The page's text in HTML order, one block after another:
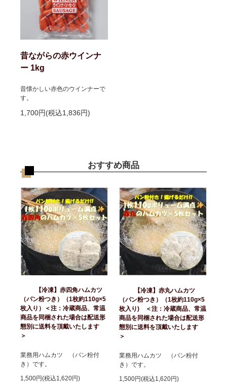
昔ながらの赤ウインナ
ー 1kg
昔懐かしい赤色のウインナーで
す。
1,700円(税込1,836円)
おすすめ商品
【冷凍】赤四角ハムカツ
（パン粉つき）（1枚約110g×5
枚入り）＜注：冷蔵商品、常温
商品を同梱された場合は配送形
態別に送料を頂戴いたします
＞
業務用ハムカツ （パン粉付
き）です。
1,500円(税込1,620円)
【冷凍】赤丸ハムカツ
（パン粉つき）（1枚約110g×5
枚入り) ＜注：冷蔵商品、常温
商品を同梱された場合は配送形
態別に送料を頂戴いたします
＞
業務用ハムカツ （パン粉付
き）です。
1,500円(税込1,620円)